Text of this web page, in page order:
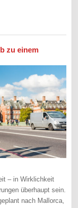
zu einem
– in Wirklichkeit
überhaupt sein.
nach Mallorca,